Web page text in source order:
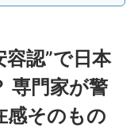
容認”で日本
専門家が警
感そのもの